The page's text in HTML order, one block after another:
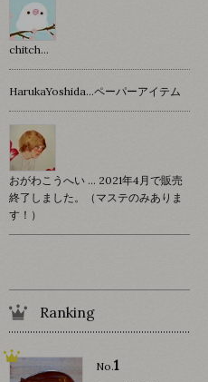
chitch…
HarukaYoshida…ペーパーアイテム
おがわこうへい … 2021年4月で販売
終了しました。（マステのみありま
す！）
Ranking
No.1